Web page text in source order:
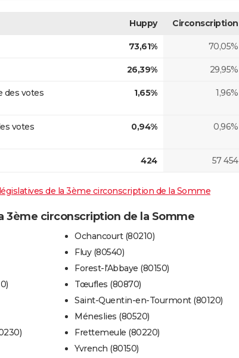
Huppy Circonscription
73,61% 70,05%
26,39% 29,95%
des votes
1,65% 1,96%
votes
0,94% 0,96%
424 57 454
de la 3ème circonscription de la Somme
3ème circonscription de la Somme
Ochancourt (80210)
Fluy (80540)
Forest-l'Abbaye (80150)
Tœufles (80870)
Saint-Quentin-en-Tourmont (80120)
Méneslies (80520)
Frettemeule (80220)
Yvrench (80150)